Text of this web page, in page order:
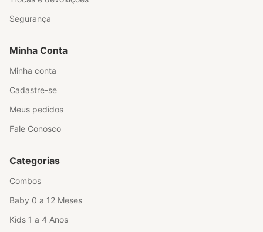
Segurança
Minha Conta
Minha conta
Cadastre-se
Meus pedidos
Fale Conosco
Categorias
Combos
Baby 0 a 12 Meses
Kids 1 a 4 Anos